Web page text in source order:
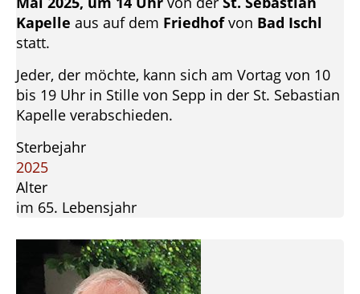
Kapelle aus auf dem Friedhofvon Bad Ischl
statt.
Jeder, der möchte, kann sich am Vortag von 10
bis 19 Uhr in Stille von Sepp in der St. Sebastian
Kapelle verabschieden.
Sterbejahr
2025
Alter
im 65. Lebensjahr